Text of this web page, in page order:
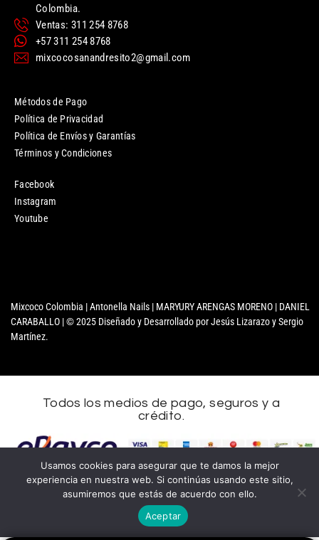
Colombia.
Ventas: 311 254 8768
+57 311 254 8768
mixcocosanandresito2@gmail.com
Métodos de Pago
Política de Privacidad
Política de Envíos y Garantías
Términos y Condiciones
Facebook
Instagram
Youtube
Mixcoco Colombia | Antonella Nails | MARYURY ARENGAS MORENO | DANIEL
CARABALLO | © 2025 Diseñado y Desarrollado por Jesús Lizarazo y Sergio
Martínez.
Todos los medios de pago, seguros y a
crédito.
Apellidos
Usamos cookies para asegurar que te damos la mejor
experiencia en nuestra web. Si continúas usando este sitio,
asumiremos que estás de acuerdo con ello.
Aceptar